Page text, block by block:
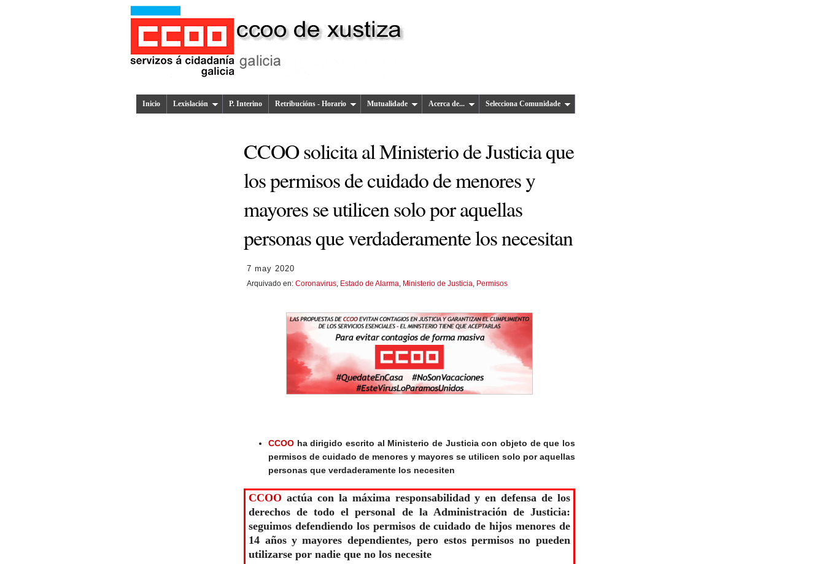
Inicio Lexislación P. Interino Retribucións - Horario Mutualidade Acerca de... Selecciona Comunidade
CCOO solicita al Ministerio de Justicia que
los permisos de cuidado de menores y
mayores se utilicen solo por aquellas
personas que verdaderamente los necesitan
7 may 2020
Arquivado en: Coronavirus Estado de Alarma Ministerio de Justicia Permisos
CCOO ha dirigido escrito al Ministerio de Justicia con objeto de que los
permisos de cuidado de menores y mayores se utilicen solo por aquellas
personas que verdaderamente los necesiten
CCOO actúa con la máxima responsabilidad y en defensa de los
derechos de todo el personal de la Administración de Justicia:
seguimos defendiendo los permisos de cuidado de hijos menores de
14 años y mayores dependientes, pero estos permisos no pueden
utilizarse por nadie que no los necesite